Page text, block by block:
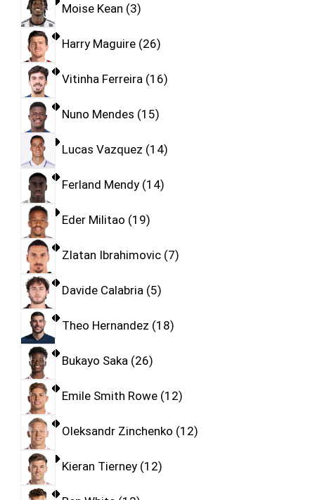
Moise Kean 3
Harry Maguire 26
Vitinha Ferreira 16
Nuno Mendes 15
Lucas Vazquez 14
Ferland Mendy 14
Eder Militao 19
Zlatan Ibrahimovic 7
Davide Calabria 5
Theo Hernandez 18
Bukayo Saka 26
Emile Smith Rowe 12
Oleksandr Zinchenko 12
Kieran Tierney 12